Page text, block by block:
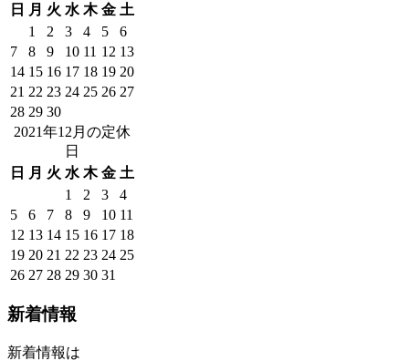
日
月 火 水 木 金 土
1
2 3 4 5
6
7
8 9 10 11 12 13
14 15 16 17 18 19 20
21 22 23 24 25 26 27
28 29 30
2021年12月の定休
日
日
月 火 水 木 金 土
1
2 3
4
5
6 7 8 9 10 11
12 13 14 15 16 17 18
19 20 21 22 23 24 25
26 27 28 29 30 31
新着情報
新着情報は